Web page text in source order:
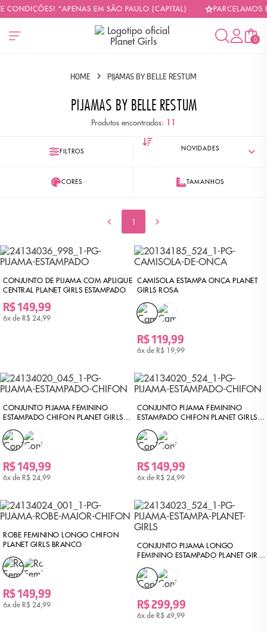
*APENAS EM SÃO PAULO (CAPITAL) PARCELAMOS
0
HOME PIJAMAS BY BELLE RESTUM
PIJAMAS BY BELLE RESTUM
Produtos encontrados: 11
FILTROS
CORES TAMANHOS
1
CONJUNTO DE PIJAMA COM APLIQUE
CENTRAL PLANET GIRLS ESTAMPADO
R$ 149,99
6x de R$ 24,99
CAMISOLA ESTAMPA ONÇA PLANET
GIRLS ROSA
R$ 119,99
6x de R$ 19,99
CONJUNTO PIJAMA FEMININO
ESTAMPADO CHIFON PLANET GIRLS
R$ 149,99
6x de R$ 24,99
CONJUNTO PIJAMA FEMININO
ESTAMPADO CHIFON PLANET GIRLS
R$ 149,99
6x de R$ 24,99
ROBE FEMININO LONGO CHIFON
PLANET GIRLS BRANCO
R$ 149,99
6x de R$ 24,99
CONJUNTO PIJAMA LONGO
FEMININO ESTAMPADO PLANET GIRLS
R$ 299,99
6x de R$ 49,99